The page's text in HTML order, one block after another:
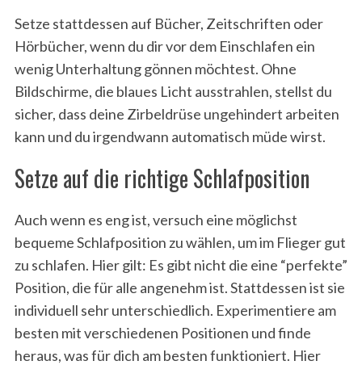
Setze stattdessen auf Bücher, Zeitschriften oder
Hörbücher, wenn du dir vor dem Einschlafen ein
wenig Unterhaltung gönnen möchtest. Ohne
Bildschirme, die blaues Licht ausstrahlen, stellst du
sicher, dass deine Zirbeldrüse ungehindert arbeiten
kann und du irgendwann automatisch müde wirst.
Setze auf die richtige Schlafposition
Auch wenn es eng ist, versuch eine möglichst
bequeme Schlafposition zu wählen, um im Flieger gut
zu schlafen. Hier gilt: Es gibt nicht die eine “perfekte”
Position, die für alle angenehm ist. Stattdessen ist sie
individuell sehr unterschiedlich. Experimentiere am
besten mit verschiedenen Positionen und finde
heraus, was für dich am besten funktioniert. Hier